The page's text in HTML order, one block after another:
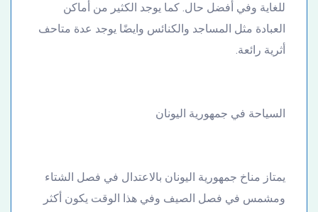
للغاية وفي أفضل حال. كما يوجد الكثير من أماكن
العبادة مثل المساجد والكنائس وايضًا يوجد عدة متاحف
أثرية رائعة.
السياحة في جمهورية اليونان
يمتاز مناخ جمهورية اليونان بالاعتدال في فصل الشتاء
ومشمس في فصل الصيف وفي هذا الوقت يكون أكثر